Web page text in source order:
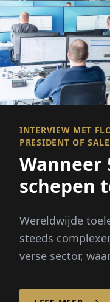
INTERVIEW MET
PRESIDENT OF
Wanneer
schepen
Wereldwijde
steeds
verse sector,